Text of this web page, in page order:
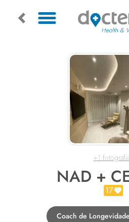
+1
NAD +
17
Coach de